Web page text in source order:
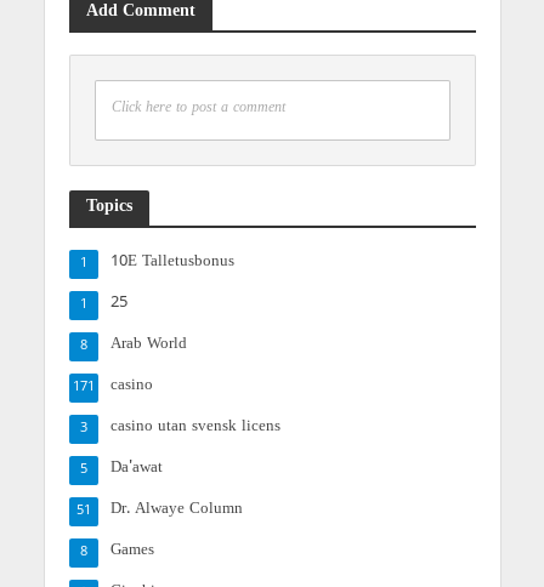
Add Comment
Click here to post a comment
Topics
10E Talletusbonus
1
25
1
Arab World
8
casino
171
casino utan svensk licens
3
Da'awat
5
Dr. Alwaye Column
51
Games
8